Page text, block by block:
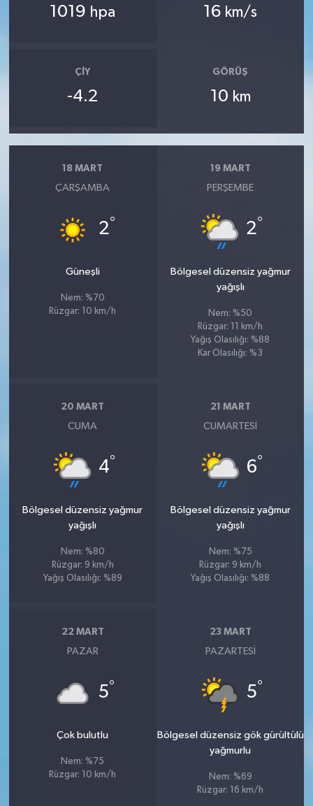
1019 hpa 16 km/s
ÇIY
-4.2
GÖRÜŞ
10 km
18 MART
ÇARŞAMBA
2°
Güneşli
Nem: %70
Rüzgar: 10 km/h
19 MART
PERŞEMBE
2°
Bölgesel düzensiz yağmur
yağışlı
Nem: %50
Rüzgar: 11 km/h
Yağış Olasılığı: %88
Kar Olasılığı: %3
20 MART
CUMA
4°
Bölgesel düzensiz yağmur
yağışlı
Nem: %80
Rüzgar: 9 km/h
Yağış Olasılığı: %89
21 MART
CUMARTESI
6°
Bölgesel düzensiz yağmur
yağışlı
Nem: %75
Rüzgar: 9 km/h
Yağış Olasılığı: %88
22 MART
PAZAR
5°
Çok bulutlu
Nem: %75
Rüzgar: 10 km/h
23 MART
PAZARTESI
5°
Bölgesel düzensiz gök gürültülü
yağmurlu
Nem: %69
Rüzgar: 16 km/h